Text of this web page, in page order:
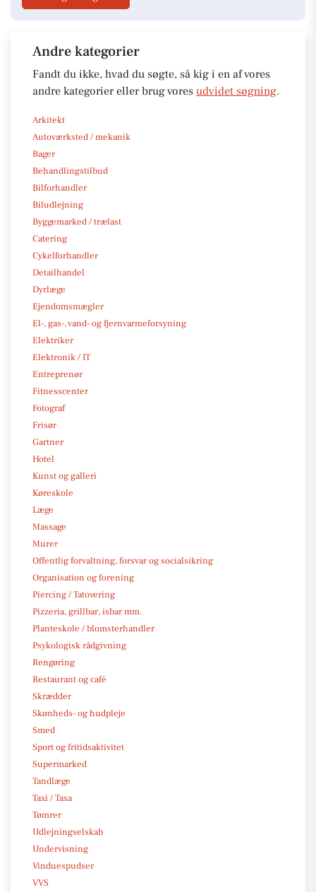
Andre kategorier
Fandt du ikke, hvad du søgte, så kig i en af vores
andre kategorier eller brug vores udvidet søgning.
Arkitekt
Autoværksted / mekanik
Bager
Behandlingstilbud
Bilforhandler
Biludlejning
Byggemarked / trælast
Catering
Cykelforhandler
Detailhandel
Dyrlæge
Ejendomsmægler
El-, gas-, vand- og fjernvarmeforsyning
Elektriker
Elektronik / IT
Entreprenør
Fitnesscenter
Fotograf
Frisør
Gartner
Hotel
Kunst og galleri
Køreskole
Læge
Massage
Murer
Offentlig forvaltning, forsvar og socialsikring
Organisation og forening
Piercing / Tatovering
Pizzeria, grillbar, isbar mm.
Planteskole / blomsterhandler
Psykologisk rådgivning
Rengøring
Restaurant og café
Skrædder
Skønheds- og hudpleje
Smed
Sport og fritidsaktivitet
Supermarked
Tandlæge
Taxi / Taxa
Tømrer
Udlejningselskab
Undervisning
Vinduespudser
VVS